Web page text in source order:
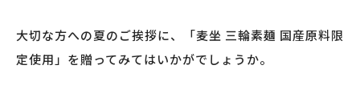
大切な方への夏のご挨拶に、「麦坐 三輪素麺 国産原料限
定使用」を贈ってみてはいかがでしょうか。